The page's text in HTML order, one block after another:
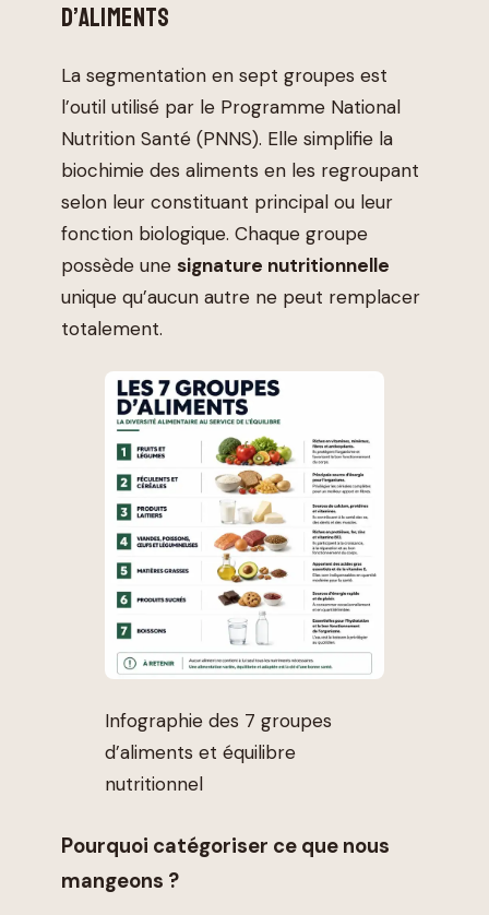
D’ALIMENTS
La segmentation en sept groupes est
l’outil utilisé par le Programme National
Nutrition Santé (PNNS). Elle simplifie la
biochimie des aliments en les regroupant
selon leur constituant principal ou leur
fonction biologique. Chaque groupe
possède une signature nutritionnelle
unique qu’aucun autre ne peut remplacer
totalement.
Infographie des 7 groupes
d’aliments et équilibre
nutritionnel
Pourquoi catégoriser ce que nous
mangeons ?